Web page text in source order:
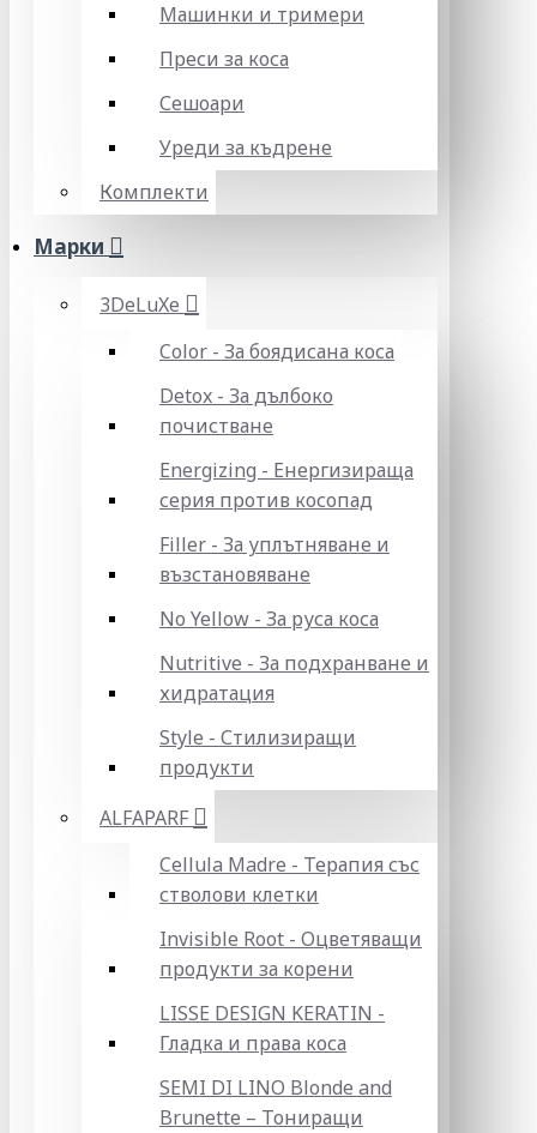
Машинки и тримери
Преси за коса
Сешоари
Уреди за къдрене
Комплекти
Марки
3DeLuXe
Color - За боядисана коса
Detox - За дълбоко
почистване
Energizing - Енергизираща
серия против косопад
Filler - За уплътняване и
възстановяване
No Yellow - За руса коса
Nutritive - За подхранване и
хидратация
Style - Стилизиращи
продукти
ALFAPARF
Cellula Madre - Терапия със
стволови клетки
Invisible Root - Оцветяващи
продукти за корени
LISSE DESIGN KERATIN -
Гладка и права коса
SEMI DI LINO Blonde and
Brunette – Тониращи